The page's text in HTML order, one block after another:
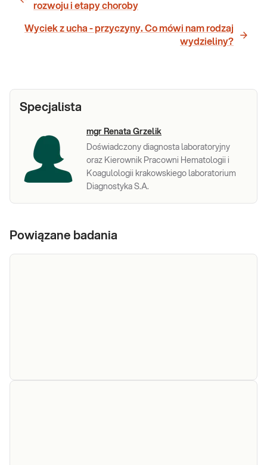
rozwoju i etapy choroby
Wyciek z ucha - przyczyny. Co mówi nam rodzaj
wydzieliny?
Specjalista
mgr Renata Grzelik
Doświadczony diagnosta laboratoryjny
oraz Kierownik Pracowni Hematologii i
Koagulologii krakowskiego laboratorium
Diagnostyka S.A.
Powiązane badania